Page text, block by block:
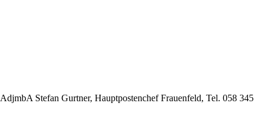
AdjmbA Stefan Gurtner, Hauptpostenchef Frauenfeld, Tel. 058 345